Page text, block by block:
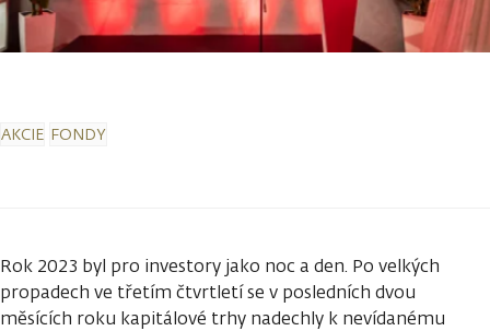
AKCIE FONDY
Rok 2023 byl pro investory jako noc a den. Po velkých
propadech ve třetím čtvrtletí se v posledních dvou
měsících roku kapitálové trhy nadechly k nevídanému